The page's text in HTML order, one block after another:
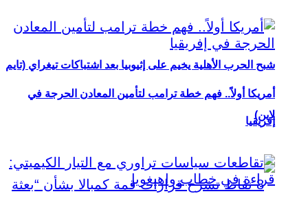
شبح الحرب الأهلية يخيم على إثيوبيا بعد اشتباكات تيغراي (تايم
لاين)
أمريكا أولاً.. فهم خطة ترامب لتأمين المعادن الحرجة في
إفريقيا